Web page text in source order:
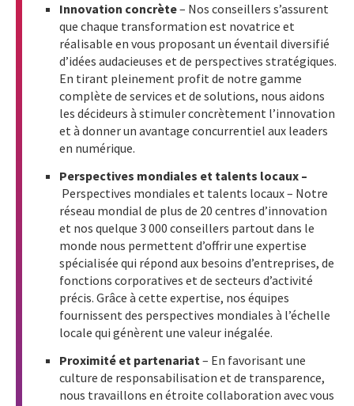
Innovation concrète– Nos conseillers s’assurent
que chaque transformation est novatrice et
réalisable en vous proposant un éventail diversifié
d’idées audacieuses et de perspectives stratégiques.
En tirant pleinement profit de notre gamme
complète de services et de solutions, nous aidons
les décideurs à stimuler concrètement l’innovation
et à donner un avantage concurrentiel aux leaders
en numérique.
Perspectives mondiales et talents locaux –
Perspectives mondiales et talents locaux – Notre
réseau mondial de plus de 20 centres d’innovation
et nos quelque 3 000 conseillers partout dans le
monde nous permettent d’offrir une expertise
spécialisée qui répond aux besoins d’entreprises, de
fonctions corporatives et de secteurs d’activité
précis. Grâce à cette expertise, nos équipes
fournissent des perspectives mondiales à l’échelle
locale qui génèrent une valeur inégalée.
Proximité et partenariat– En favorisant une
culture de responsabilisation et de transparence,
nous travaillons en étroite collaboration avec vous